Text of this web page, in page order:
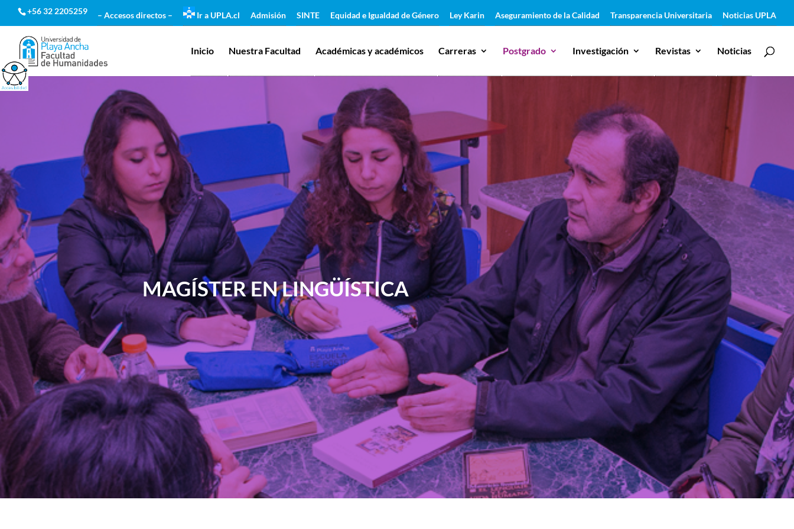
+56 32 2205259 – Accesos directos – Ir a UPLA.cl Admisión SINTE Equidad e Igualdad de Género Ley Karin Aseguramiento de la Calidad Transparencia Universitaria Noticias UPLA
Inicio Nuestra Facultad Académicas y académicos Carreras Postgrado Investigación Revistas Noticias
MAGÍSTER EN LINGÜÍSTICA